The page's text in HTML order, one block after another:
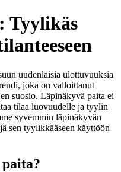
Tyylikäs
uudenlaisia ulottuvuuksia
joka on valloittanut
suosio. Läpinäkyvä paita ei
tilaa luovuudelle ja tyylin
syvemmin läpinäkyvän
sen tyylikkääseen käyttöön